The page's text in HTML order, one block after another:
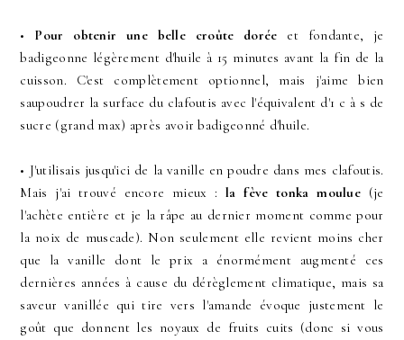
• Pour obtenir une belle croûte dorée et fondante, je
badigeonne légèrement d'huile à 15 minutes avant la fin de la
cuisson. C'est complètement optionnel, mais j'aime bien
saupoudrer la surface du clafoutis avec l'équivalent d'1 c à s de
sucre (grand max) après avoir badigeonné d'huile.
• J'utilisais jusqu'ici de la vanille en poudre dans mes clafoutis.
Mais j'ai trouvé encore mieux :la fève tonka moulue (je
l'achète entière et je la râpe au dernier moment comme pour
la noix de muscade). Non seulement elle revient moins cher
que la vanille dont le prix a énormément augmenté ces
dernières années à cause du dérèglement climatique, mais sa
saveur vanillée qui tire vers l'amande évoque justement le
goût que donnent les noyaux de fruits cuits (donc si vous